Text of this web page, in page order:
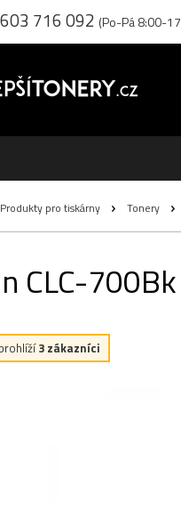
603 716 092 (Po-Pá 8:00-
Produkty pro tiskárny Tonery
CLC-
3 zákazníci